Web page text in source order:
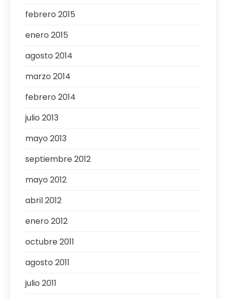
febrero 2015
enero 2015
agosto 2014
marzo 2014
febrero 2014
julio 2013
mayo 2013
septiembre 2012
mayo 2012
abril 2012
enero 2012
octubre 2011
agosto 2011
julio 2011